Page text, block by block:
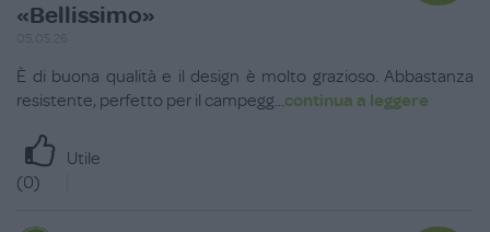
«Bellissimo»
È di buona qualità e il design è molto grazioso. Abbastanza
resistente, perfetto per il campegg...continua a leggere
Utile
(0)